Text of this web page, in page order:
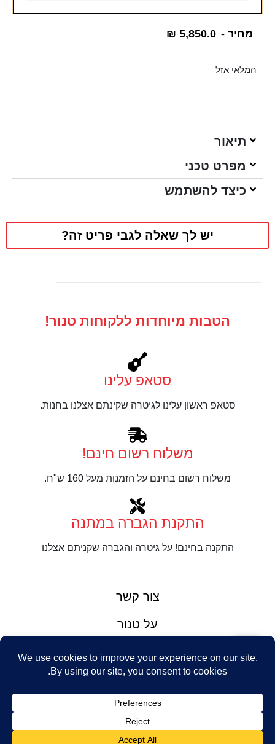
מחיר - ₪ 5,850.0
המלאי אזל
תיאור
מפרט טכני
כיצד להשתמש
יש לך שאלה לגבי פריט זה?
הטבות מיוחדות ללקוחות טנור!
סטאפ עלינו
סטאפ ראשון עלינו לגיטרה שקינתם אצלנו בחנות.
משלוח רשום חינם!
משלוח רשום בחינם על הזמנות מעל 160 ש"ח.
התקנת הגברה במתנה
התקנה בחינם! על גיטרה והגברה שקניתם אצלנו
צור קשר
על טנור
תנאים והגבלות
© Tenor Music
Ltd
Design: Eshel
Haim
נינטאי